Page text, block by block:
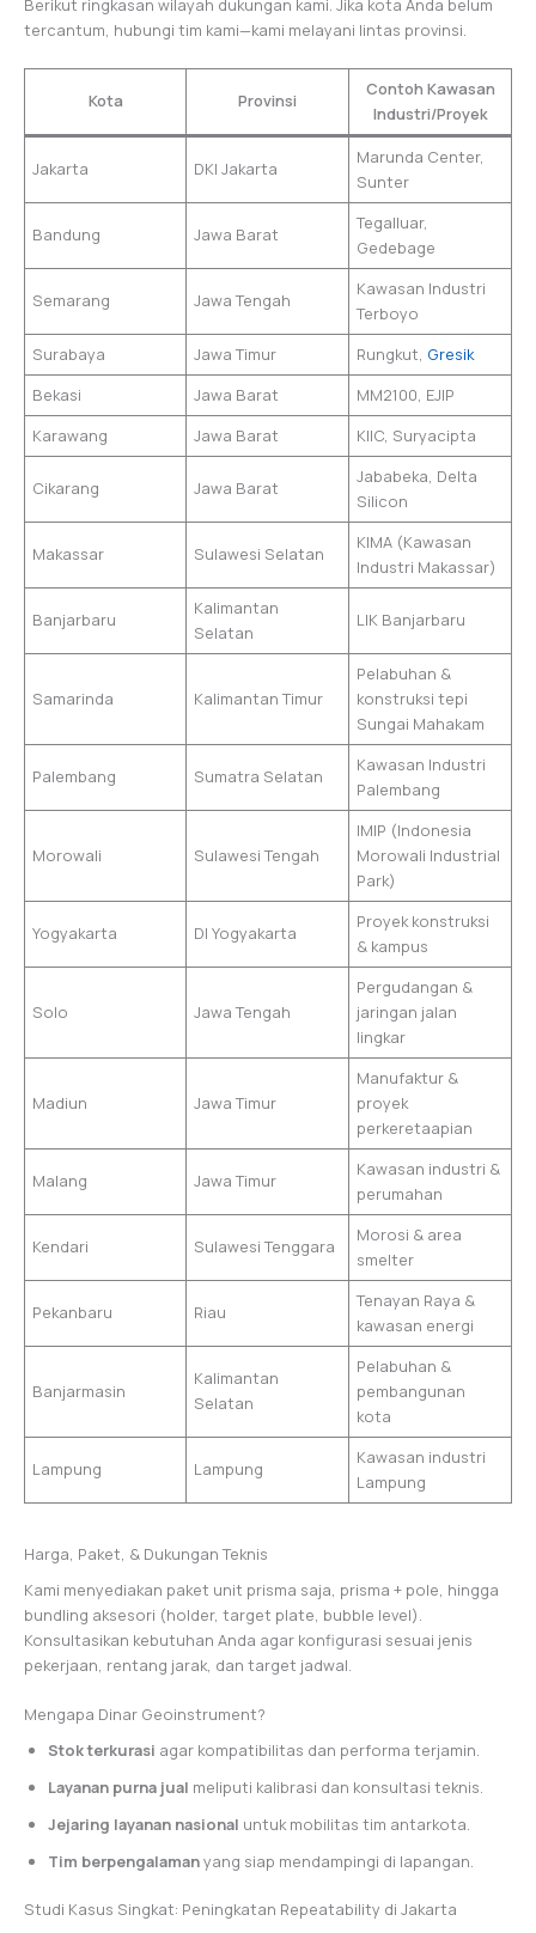
Berikut ringkasan wilayah dukungan kami. Jika kota Anda belum
tercantum, hubungi tim kami—kami melayani lintas provinsi.
Kota Provinsi
Contoh Kawasan
Industri/Proyek
Jakarta DKI Jakarta
Marunda Center,
Sunter
Bandung Jawa Barat
Tegalluar,
Gedebage
Semarang Jawa Tengah
Kawasan Industri
Terboyo
Surabaya
Jawa Timur Rungkut, Gresik
Bekasi
Jawa Barat
MM2100, EJIP
Karawang
Jawa Barat KIIC, Suryacipta
Cikarang Jawa Barat
Jababeka, Delta
Silicon
Makassar Sulawesi Selatan
KIMA (Kawasan
Industri Makassar)
Banjarbaru
Kalimantan
Selatan
LIK Banjarbaru
Samarinda Kalimantan Timur
Pelabuhan &
konstruksi tepi
Sungai Mahakam
Palembang Sumatra Selatan
Kawasan Industri
Palembang
Morowali Sulawesi Tengah
IMIP (Indonesia
Morowali Industrial
Park)
Yogyakarta DI Yogyakarta
Proyek konstruksi
& kampus
Solo Jawa Tengah
Pergudangan &
jaringan jalan
lingkar
Madiun Jawa Timur
Manufaktur &
proyek
perkeretaapian
Malang Jawa Timur
Kawasan industri &
perumahan
Kendari Sulawesi Tenggara
Morosi & area
smelter
Pekanbaru Riau
Tenayan Raya &
kawasan energi
Banjarmasin
Kalimantan
Selatan
Pelabuhan &
pembangunan
kota
Lampung Lampung
Kawasan industri
Lampung
Harga, Paket, & Dukungan Teknis
Kami menyediakan paket unit prisma saja, prisma + pole, hingga
bundling aksesori (holder, target plate, bubble level).
Konsultasikan kebutuhan Anda agar konfigurasi sesuai jenis
pekerjaan, rentang jarak, dan target jadwal.
Mengapa Dinar Geoinstrument?
Stok terkurasi agar kompatibilitas dan performa terjamin.
Layanan purna jual meliputi kalibrasi dan konsultasi teknis.
Jejaring layanan nasional untuk mobilitas tim antarkota.
Tim berpengalamanyang siap mendampingi di lapangan.
Studi Kasus Singkat: Peningkatan Repeatability di Jakarta